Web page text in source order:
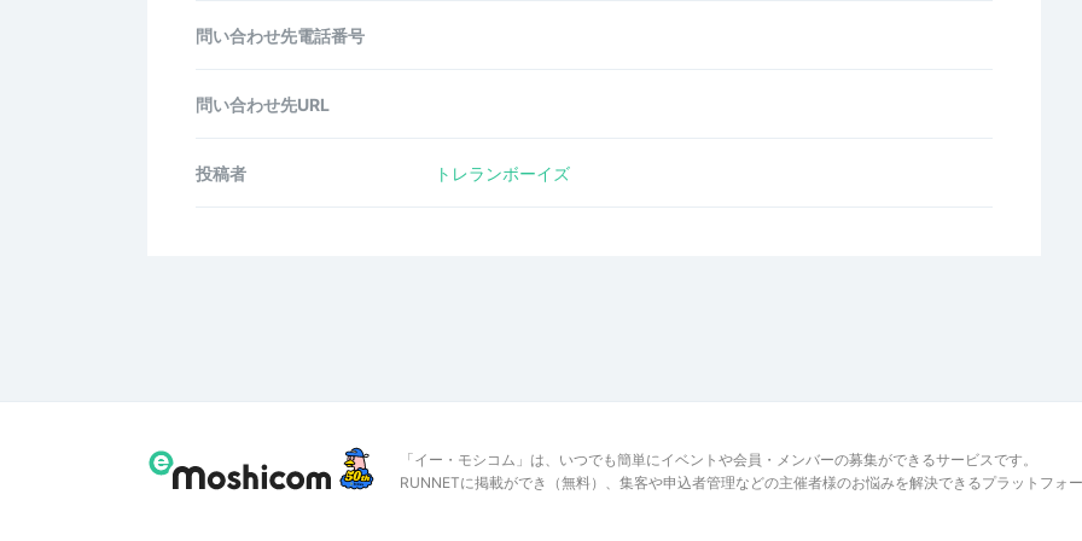
問い合わせ先電話番号
問い合わせ先URL
投稿者 トレランボーイズ
「イー・モシコム」は、いつでも簡単にイベントや会員・メンバーの募集ができるサービスです。
RUNNETに掲載ができ（無料）、集客や申込者管理などの主催者様のお悩みを解決できるプラットフォー